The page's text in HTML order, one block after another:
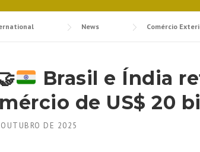
News Comércio
Brasil e Índia
de US$ 20
DE 2025